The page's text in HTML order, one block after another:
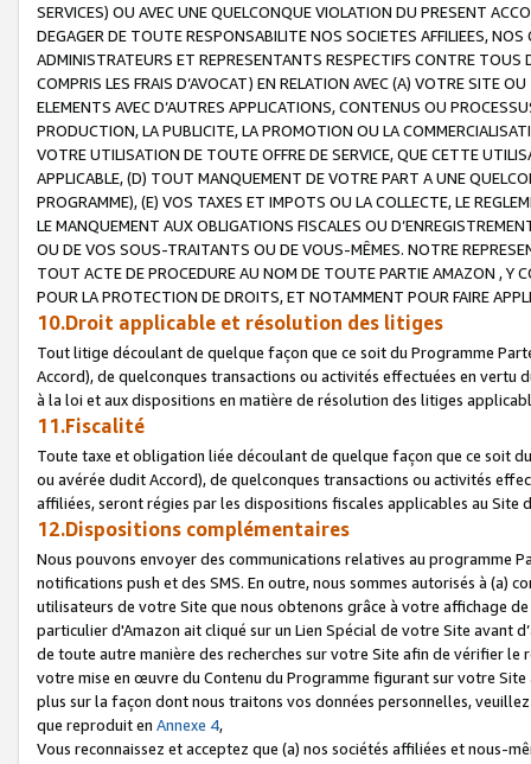
SERVICES) OU AVEC UNE QUELCONQUE VIOLATION DU PRESENT
DEGAGER DE TOUTE RESPONSABILITE NOS SOCIETES AFFILIEES,
ADMINISTRATEURS ET REPRESENTANTS RESPECTIFS CONTRE
COMPRIS LES FRAIS D’AVOCAT) EN RELATION AVEC (A) VOTRE SITE
ELEMENTS AVEC D’AUTRES APPLICATIONS, CONTENUS OU
PRODUCTION, LA PUBLICITE, LA PROMOTION OU LA
VOTRE UTILISATION DE TOUTE OFFRE DE SERVICE, QUE CETTE
APPLICABLE, (D) TOUT MANQUEMENT DE VOTRE PART A UNE
PROGRAMME), (E) VOS TAXES ET IMPOTS OU LA COLLECTE, LE
LE MANQUEMENT AUX OBLIGATIONS FISCALES OU
OU DE VOS SOUS-TRAITANTS OU DE VOUS-MÊMES. NOTRE
TOUT ACTE DE PROCEDURE AU NOM DE TOUTE PARTIE AMAZON , Y
POUR LA PROTECTION DE DROITS, ET NOTAMMENT POUR FAIRE
10.Droit applicable et résolution des litiges
Tout litige découlant de quelque façon que ce soit du Programme
Accord), de quelconques transactions ou activités effectuées en vertu
à la loi et aux dispositions en matière de résolution des litiges
11.Fiscalité
Toute taxe et obligation liée découlant de quelque façon que ce soit
ou avérée dudit Accord), de quelconques transactions ou activités
affiliées, seront régies par les dispositions fiscales applicables au Site
12.Dispositions complémentaires
Nous pouvons envoyer des communications relatives au programme
notifications push et des SMS. En outre, nous sommes autorisés à
utilisateurs de votre Site que nous obtenons grâce à votre affichage
particulier d'Amazon ait cliqué sur un Lien Spécial de votre Site avant
de toute autre manière des recherches sur votre Site afin de vérifier
votre mise en œuvre du Contenu du Programme figurant sur votre
plus sur la façon dont nous traitons vos données personnelles,
que reproduit en Annexe 4,
Vous reconnaissez et acceptez que (a) nos sociétés affiliées et nous-